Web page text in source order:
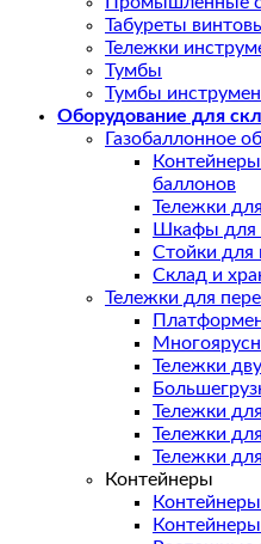
Табуреты
Тележки
Тумбы
Тумбы
Оборудование для
Газобаллонное
баллонов
Тележки
Шкафы для
Стойки для
Склад и
Тележки для
Тележки
Тележки
Тележки
Тележки
Контейнеры